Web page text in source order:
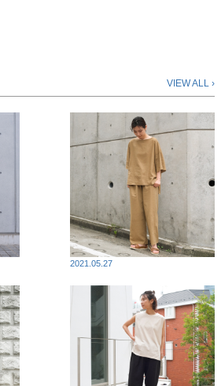
VIEW ALL ›
2021.05.27